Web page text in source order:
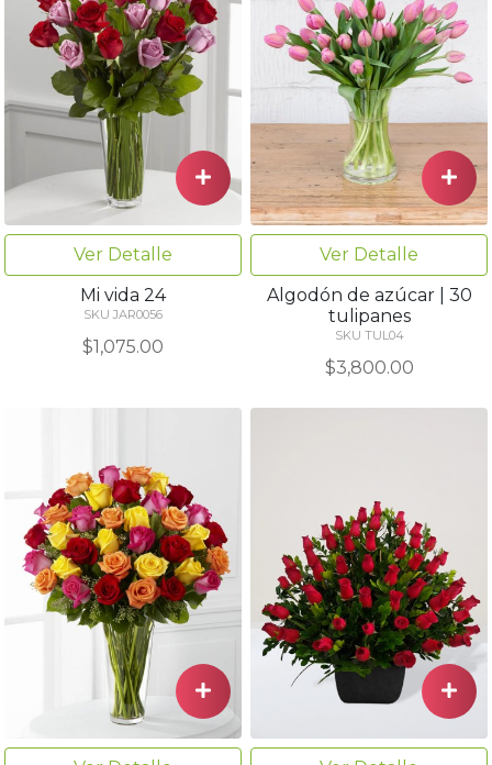
Ver Detalle
Mi vida 24
SKU JAR0056
$1,075.00
Ver Detalle
Algodón de azúcar | 30
tulipanes
SKU TUL04
$3,800.00